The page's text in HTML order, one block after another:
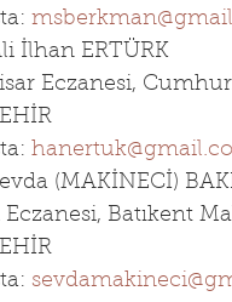
İlhan ERTÜRK
Eczanesi,
(MAKİNECİ)
Batıkent